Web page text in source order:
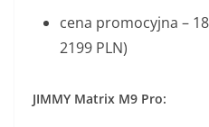
cena promocyjna –
2199 PLN)
JIMMY Matrix M9 Pro: